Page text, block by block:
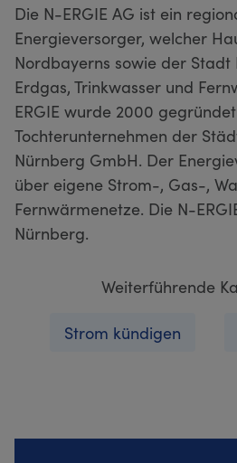
Die N-ERGIE AG ist ein
Energieversorger, welcher
Nordbayerns sowie der
Erdgas, Trinkwasser und
ERGIE wurde 2000
Tochterunternehmen der
Nürnberg GmbH. Der
über eigene Strom-, Gas-,
Fernwärmenetze. Die N-
Nürnberg.
Weiterführende
Strom kündigen